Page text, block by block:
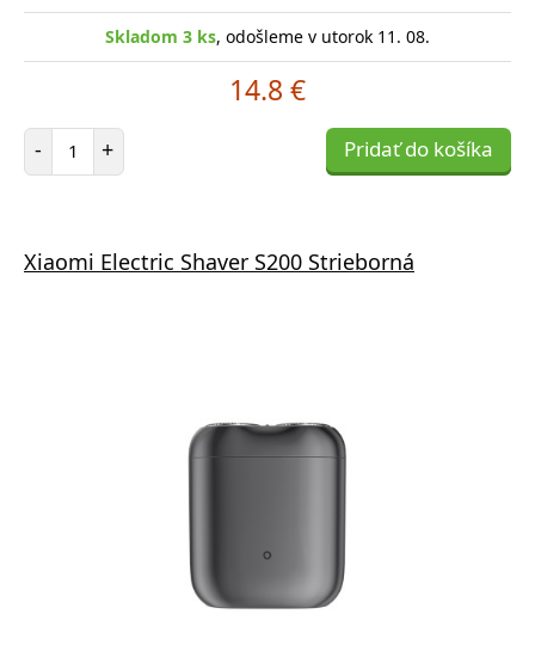
Skladom 3 ks, odošleme v utorok 11. 08.
14.8 €
- Počet položiek
+ Pridať do košíka
Xiaomi Electric Shaver S200 Strieborná